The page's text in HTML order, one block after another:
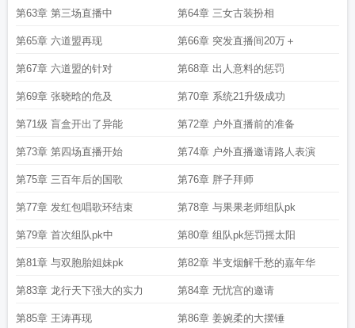
第63章 第三场直播中 第64章 三女古装扮相
第65章 六道盟再现 第66章 突发直播间20万＋
第67章 六道盟的针对 第68章 出人意料的惩罚
第69章 张晓晗的危及 第70章 系统21升级成功
第71级 盲盒开出了异能 第72章 户外直播前的准备
第73章 第四场直播开始 第74章 户外直播邀请路人表演
第75章 三百年后的国歌 第76章 胖子拜师
第77章 发红包唱歌环结束 第78章 与果果老师组队pk
第79章 首次组队pk中 第80章 组队pk惩罚摇太阳
第81章 与双胞胎姐妹pk 第82章 半支烟解千愁的嘉年华
第83章 龙行天下强大的实力 第84章 无忧宫的邀请
第85章 王涛再现 第86章 姜婉柔的大摆锤